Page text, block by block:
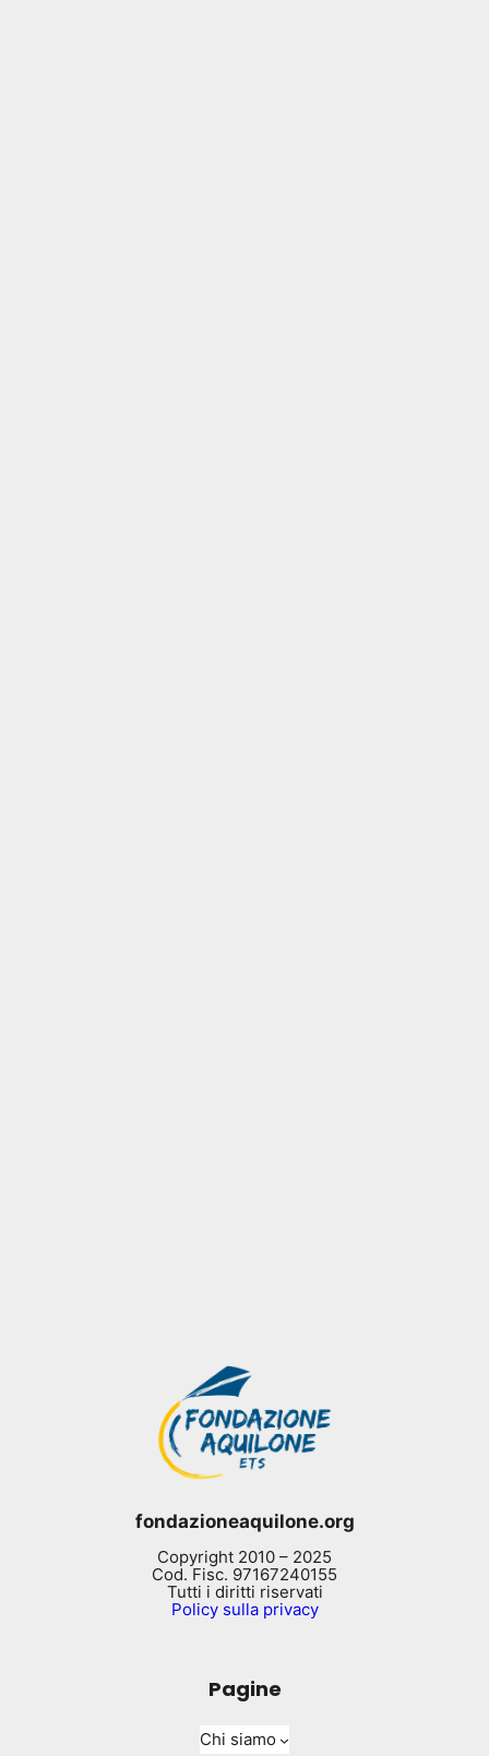
fondazioneaquilone.org
Copyright 2010 – 2025
Cod. Fisc. 97167240155
Tutti i diritti riservati
Policy sulla privacy
Pagine
Chi siamo